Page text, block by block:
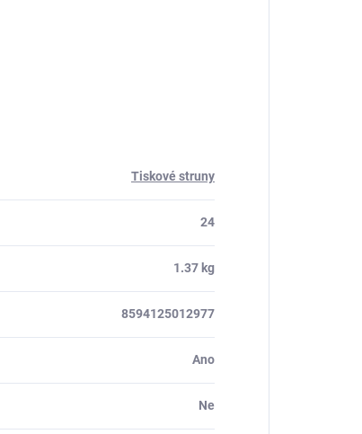
Tiskové struny
24
1.37 kg
8594125012977
Ano
Ne